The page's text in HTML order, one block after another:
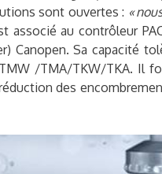
sont ouvertes : «
associé au contrôleur
Canopen. Sa capacité
/TMA/TKW/TKA. Il
des